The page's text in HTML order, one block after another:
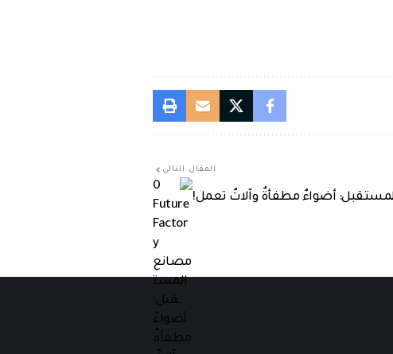
المقال التالي
أضواءٌ مطفأةٌ وآلاتٌ تعمل!